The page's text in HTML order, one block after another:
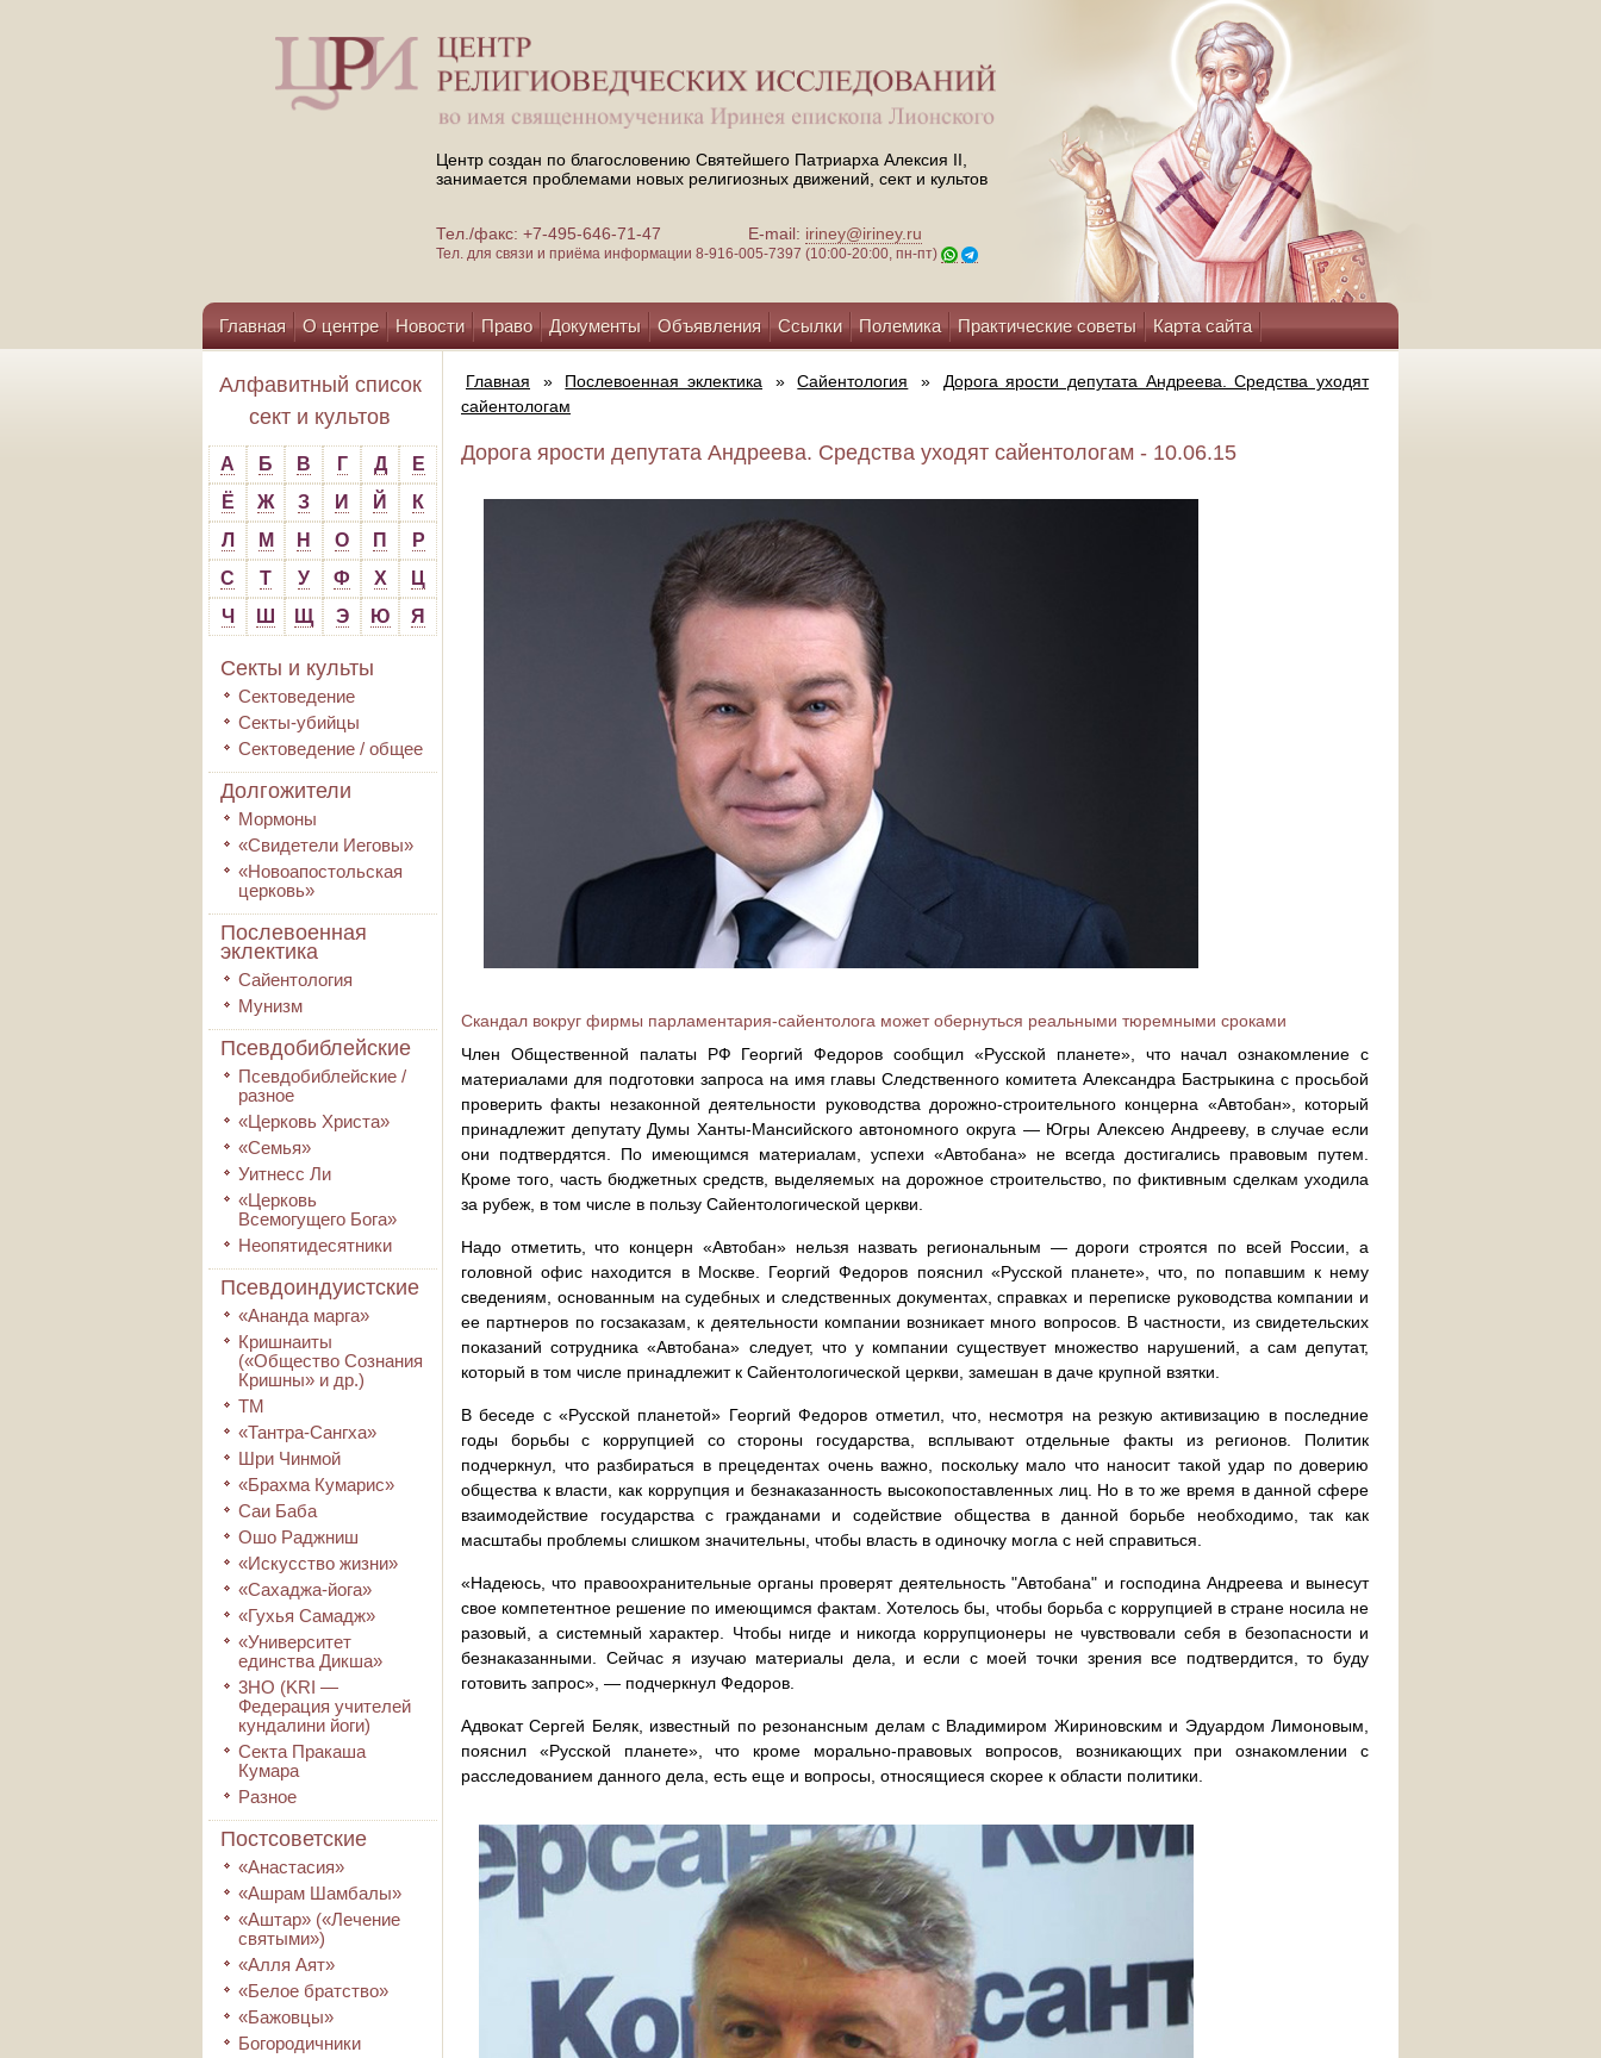
Центр создан по благословению Святейшего Патриарха Алексия II,
занимается проблемами новых религиозных движений, сект и культов
Тел./факс: +7-495-646-71-47 E-mail: iriney@iriney.ru
Тел. для связи и приёма информации 8-916-005-7397 (10:00-20:00, пн-пт)
Главная О центре Новости Право Документы Объявления Ссылки Полемика Практические советы Карта сайта
Помощь центру
Алфавитный список
сект и культов
А Б В Г Д
Е
Ё
Ж З И Й
К
Л
М Н О П
Р
С
Т У Ф Х
Ц
Ч
Ш Щ Э Ю Я
Секты и культы
Сектоведение
Секты-убийцы
Сектоведение / общее
Долгожители
Мормоны
«Свидетели Иеговы»
«Новоапостольская
церковь»
Послевоенная
эклектика
Сайентология
Мунизм
Псевдобиблейские
Псевдобиблейские /
разное
«Церковь Христа»
«Семья»
Уитнесс Ли
«Церковь
Всемогущего Бога»
Неопятидесятники
Псевдоиндуистские
«Ананда марга»
Кришнаиты
(«Общество Сознания
Кришны» и др.)
ТМ
«Тантра-Сангха»
Шри Чинмой
«Брахма Кумарис»
Саи Баба
Ошо Раджниш
«Искусство жизни»
«Сахаджа-йога»
«Гухья Самадж»
«Университет
единства Дикша»
3HO (KRI ―
Федерация учителей
кундалини йоги)
Секта Пракаша
Кумара
Разное
Постсоветские
«Анастасия»
«Ашрам Шамбалы»
«Аштар» («Лечение
святыми»)
«Алля Аят»
«Белое братство»
«Бажовцы»
Богородичники
Главная » Послевоенная эклектика » Сайентология »
Дорога ярости депутата Андреева. Средства уходят
сайентологам
Дорога ярости депутата Андреева. Средства уходят сайентологам - 10.06.15
Скандал вокруг фирмы парламентария-сайентолога может обернуться реальными тюремными сроками
Член Общественной палаты РФ Георгий Федоров сообщил «Русской планете», что начал ознакомление с
материалами для подготовки запроса на имя главы Следственного комитета Александра Бастрыкина с просьбой
проверить факты незаконной деятельности руководства дорожно-строительного концерна «Автобан», который
принадлежит депутату Думы Ханты-Мансийского автономного округа — Югры Алексею Андрееву, в случае если
они подтвердятся. По имеющимся материалам, успехи «Автобана» не всегда достигались правовым путем.
Кроме того, часть бюджетных средств, выделяемых на дорожное строительство, по фиктивным сделкам уходила
за рубеж, в том числе в пользу Сайентологической церкви.
Надо отметить, что концерн «Автобан» нельзя назвать региональным — дороги строятся по всей России, а
головной офис находится в Москве. Георгий Федоров пояснил «Русской планете», что, по попавшим к нему
сведениям, основанным на судебных и следственных документах, справках и переписке руководства компании и
ее партнеров по госзаказам, к деятельности компании возникает много вопросов. В частности, из свидетельских
показаний сотрудника «Автобана» следует, что у компании существует множество нарушений, а сам депутат,
который в том числе принадлежит к Сайентологической церкви, замешан в даче крупной взятки.
В беседе с «Русской планетой» Георгий Федоров отметил, что, несмотря на резкую активизацию в последние
годы борьбы с коррупцией со стороны государства, всплывают отдельные факты из регионов. Политик
подчеркнул, что разбираться в прецедентах очень важно, поскольку мало что наносит такой удар по доверию
общества к власти, как коррупция и безнаказанность высокопоставленных лиц. Но в то же время в данной сфере
взаимодействие государства с гражданами и содействие общества в данной борьбе необходимо, так как
масштабы проблемы слишком значительны, чтобы власть в одиночку могла с ней справиться.
«Надеюсь, что правоохранительные органы проверят деятельность "Автобана" и господина Андреева и вынесут
свое компетентное решение по имеющимся фактам. Хотелось бы, чтобы борьба с коррупцией в стране носила не
разовый, а системный характер. Чтобы нигде и никогда коррупционеры не чувствовали себя в безопасности и
безнаказанными. Сейчас я изучаю материалы дела, и если с моей точки зрения все подтвердится, то буду
готовить запрос», — подчеркнул Федоров.
Адвокат Сергей Беляк, известный по резонансным делам с Владимиром Жириновским и Эдуардом Лимоновым,
пояснил «Русской планете», что кроме морально-правовых вопросов, возникающих при ознакомлении с
расследованием данного дела, есть еще и вопросы, относящиеся скорее к области политики.